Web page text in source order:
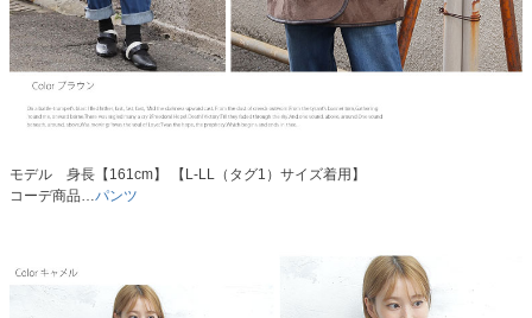
モデル 身長【161cm】 【L-LL（タグ1）サイズ着用】
コーデ商品… パンツ